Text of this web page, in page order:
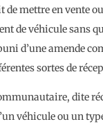
mettre en vente
de véhicule sans
d’une amende
sortes de
dite
véhicule ou un